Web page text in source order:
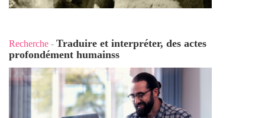
Recherche - Traduire et interpréter, des actes
profondément humainss